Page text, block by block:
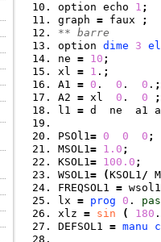
option echo 1 ;
graph = faux
;
** barre
option dime 3
ne = 10 ;
xl = 1 . ;
A1 = 0 . 0 . 0 . ;
A2 = xl 0 . 0
;
l1 = d  ne  a1
PSOl1= 0 0 0 ;
MSOL1= 1.0 ;
KSOL1= 100.0 ;
WSOL1= (KSOL1/
FREQSOL1 =
lx = prog 0 . pas
xlz = sin ( 180
DEFSOL1 = manu